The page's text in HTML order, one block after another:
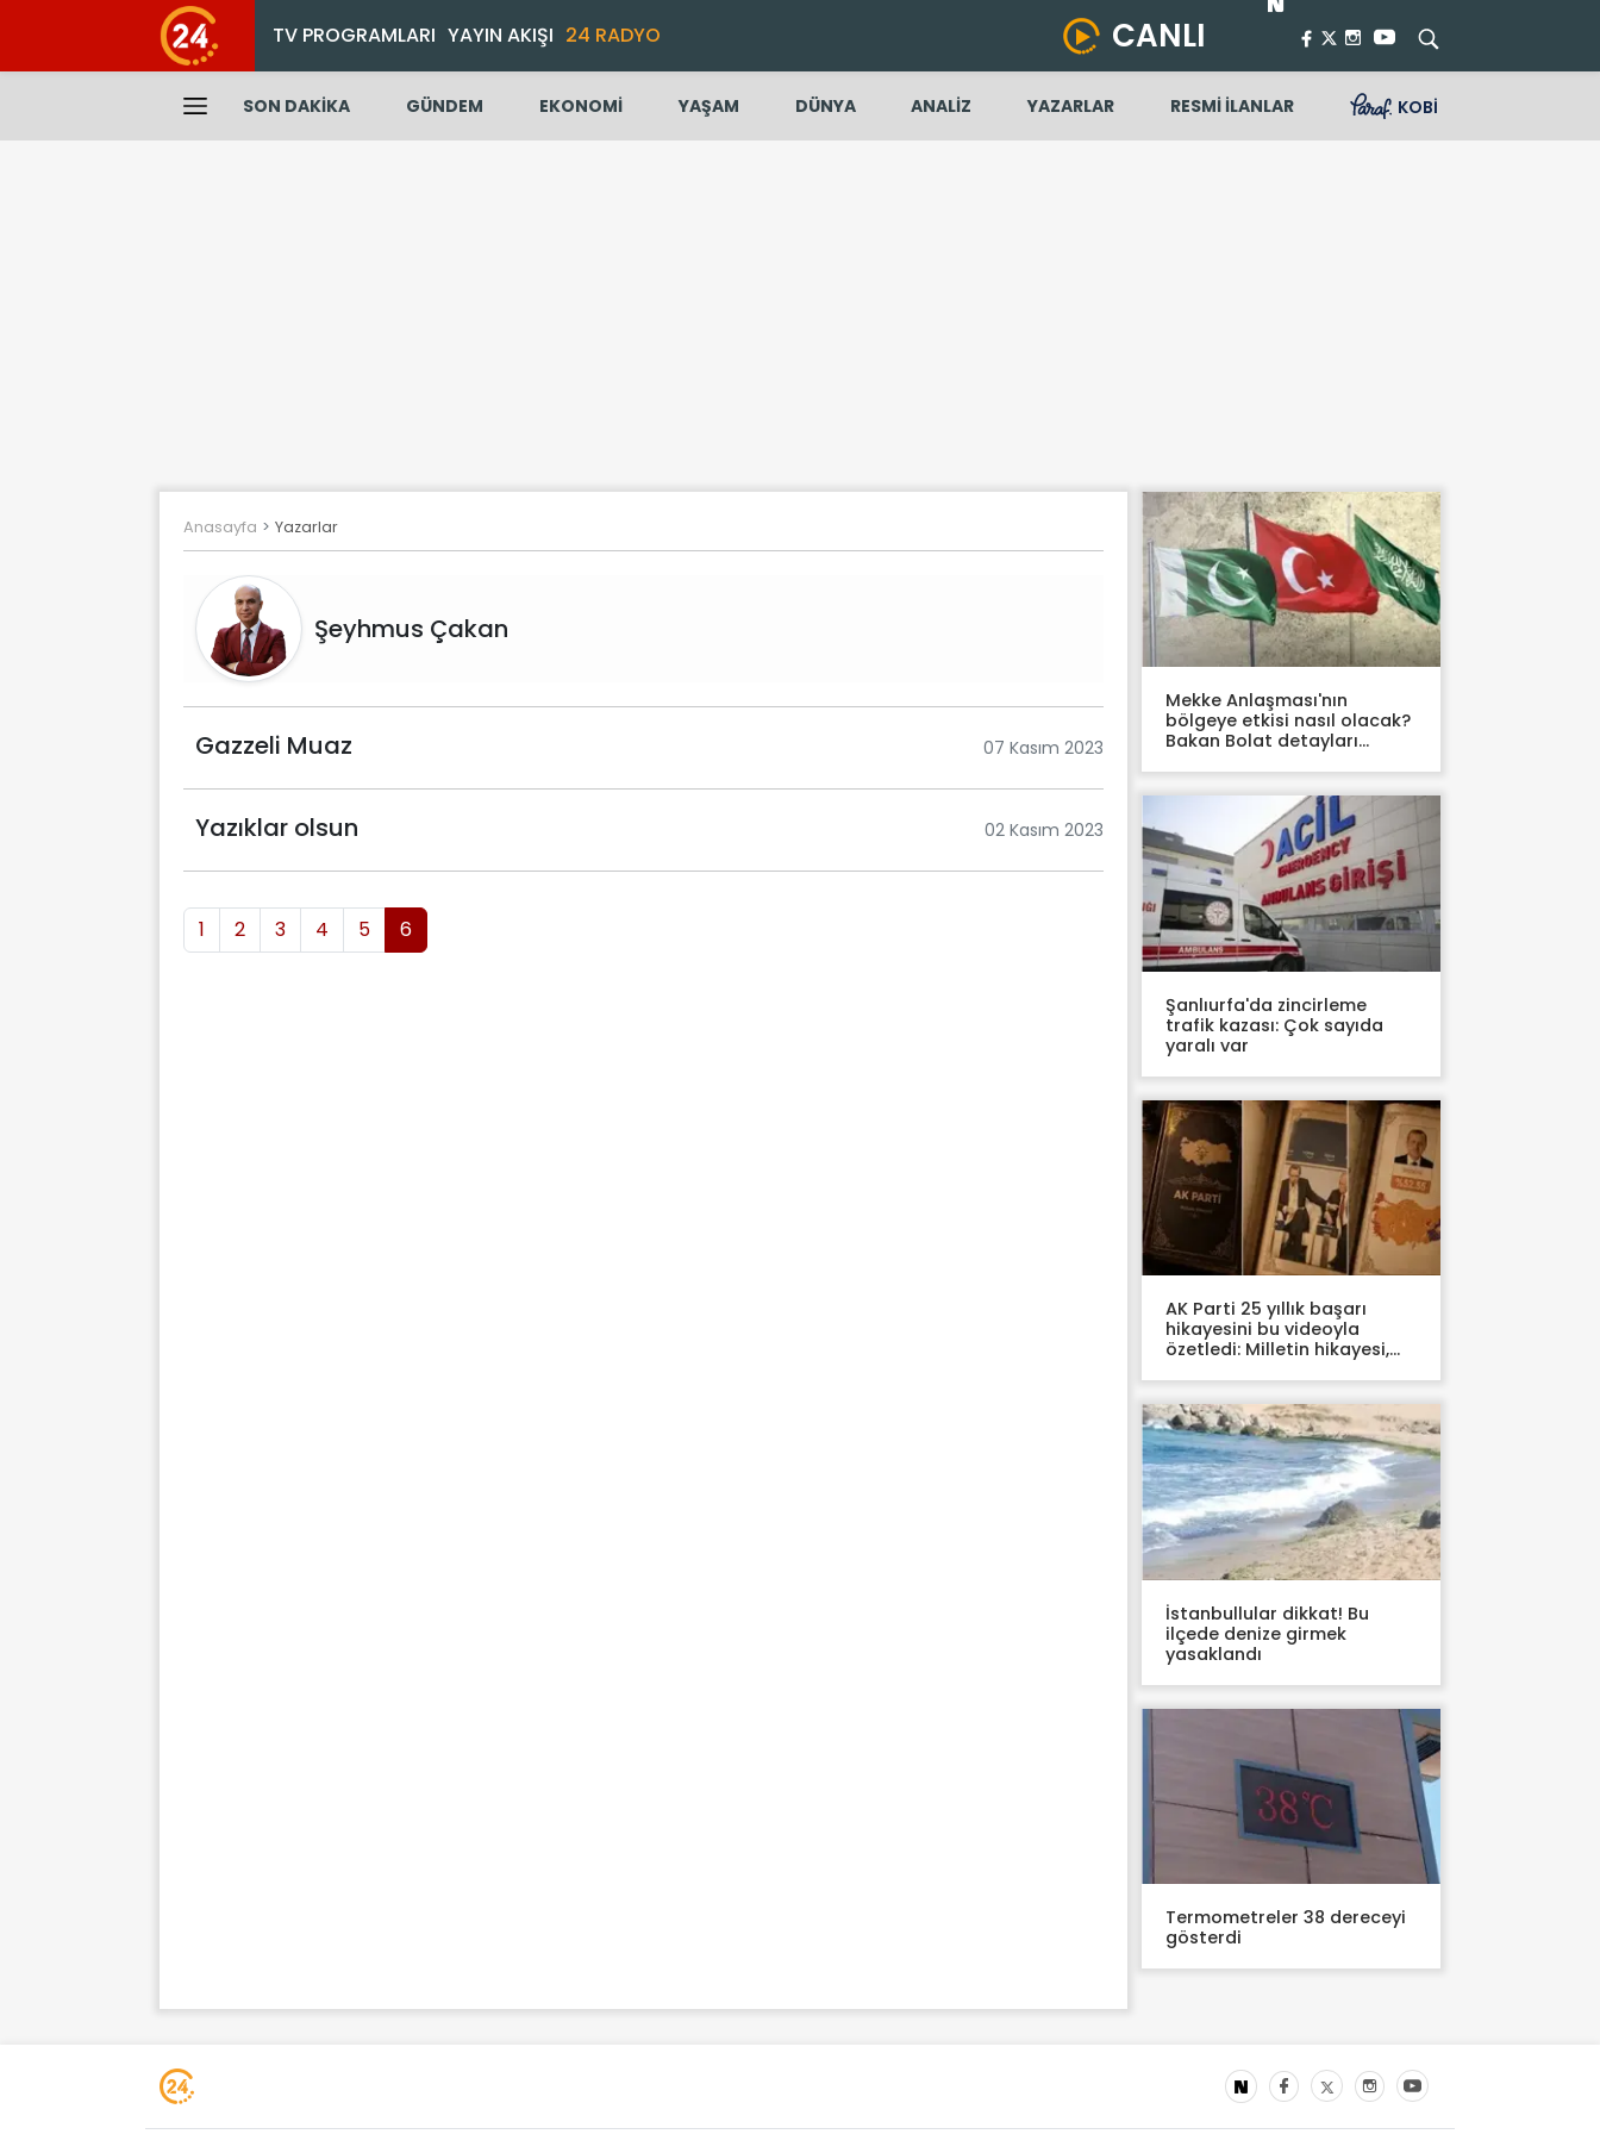
TV PROGRAMLARI YAYIN AKIŞI 24 RADYO CANLI
SON DAKİKA GÜNDEM EKONOMİ YAŞAM DÜNYA ANALİZ YAZARLAR RESMİ İLANLAR KOBİ
Anasayfa Yazarlar
Şeyhmus Çakan
Gazzeli Muaz 07 Kasım 2023
Yazıklar olsun 02 Kasım 2023
1 2 3 4 5 6
Mekke Anlaşması'nın
bölgeye etkisi nasıl olacak?
Bakan Bolat detayları
Şanlıurfa'da zincirleme
trafik kazası: Çok sayıda
yaralı var
AK Parti 25 yıllık başarı
hikayesini bu videoyla
özetledi: Milletin hikayesi,
İstanbullular dikkat! Bu
ilçede denize girmek
yasaklandı
Termometreler 38 dereceyi
gösterdi